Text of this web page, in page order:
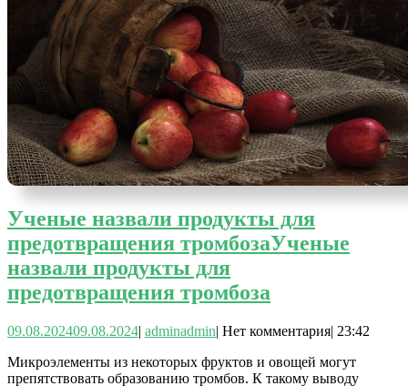
Ученые назвали продукты для
предотвращения тромбозаУченые
назвали продукты для
предотвращения тромбоза
09.08.202409.08.2024| adminadmin| Нет комментария| 23:42
Микроэлементы из некоторых фруктов и овощей могут
препятствовать образованию тромбов. К такому выводу